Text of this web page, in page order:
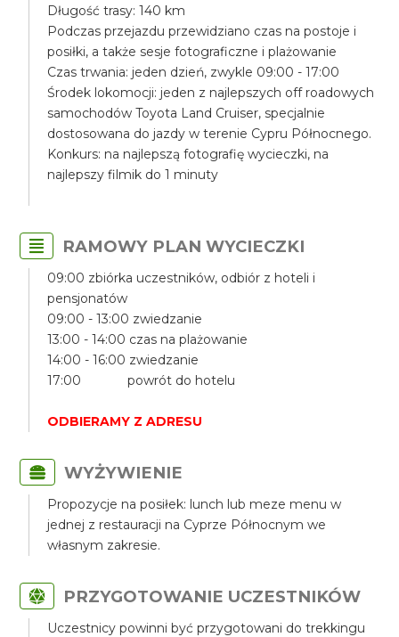
Długość trasy: 140 km
Podczas przejazdu przewidziano czas na postoje i
posiłki, a także sesje fotograficzne i plażowanie
Czas trwania: jeden dzień, zwykle 09:00 - 17:00
Środek lokomocji: jeden z najlepszych off roadowych
samochodów Toyota Land Cruiser, specjalnie
dostosowana do jazdy w terenie Cypru Północnego.
Konkurs: na najlepszą fotografię wycieczki, na
najlepszy filmik do 1 minuty
RAMOWY PLAN WYCIECZKI
09:00 zbiórka uczestników, odbiór z hoteli i
pensjonatów
09:00 - 13:00 zwiedzanie
13:00 - 14:00 czas na plażowanie
14:00 - 16:00 zwiedzanie
17:00 powrót do hotelu
ODBIERAMY Z ADRESU
WYŻYWIENIE
Propozycje na posiłek: lunch lub meze menu w
jednej z restauracji na Cyprze Północnym we
własnym zakresie.
PRZYGOTOWANIE UCZESTNIKÓW
Uczestnicy powinni być przygotowani do trekkingu